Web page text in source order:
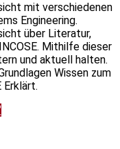
mit verschiedenen
Engineering.
über Literatur,
Mithilfe dieser
und aktuell halten.
Wissen zum
Erklärt.